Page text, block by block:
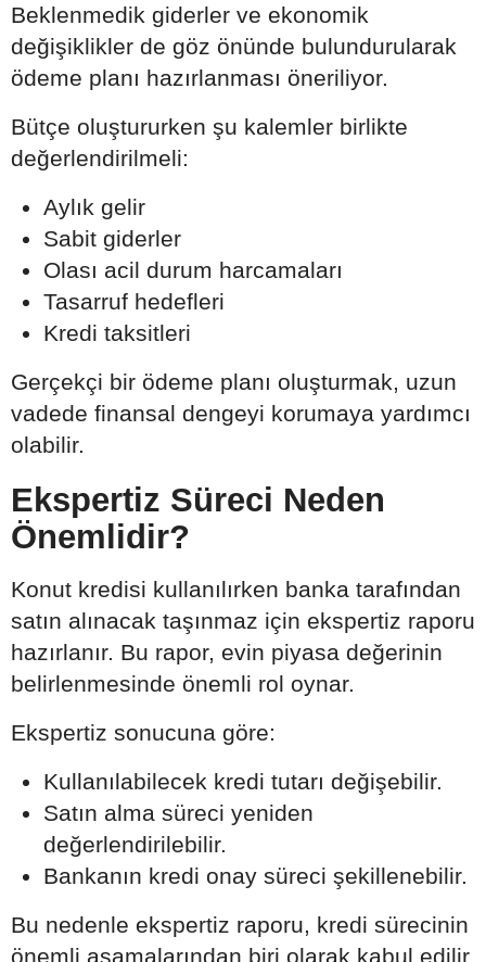
Beklenmedik giderler ve ekonomik
değişiklikler de göz önünde bulundurularak
ödeme planı hazırlanması öneriliyor.
Bütçe oluştururken şu kalemler birlikte
değerlendirilmeli:
Aylık gelir
Sabit giderler
Olası acil durum harcamaları
Tasarruf hedefleri
Kredi taksitleri
Gerçekçi bir ödeme planı oluşturmak, uzun
vadede finansal dengeyi korumaya yardımcı
olabilir.
Ekspertiz Süreci Neden
Önemlidir?
Konut kredisi kullanılırken banka tarafından
satın alınacak taşınmaz için ekspertiz raporu
hazırlanır. Bu rapor, evin piyasa değerinin
belirlenmesinde önemli rol oynar.
Ekspertiz sonucuna göre:
Kullanılabilecek kredi tutarı değişebilir.
Satın alma süreci yeniden
değerlendirilebilir.
Bankanın kredi onay süreci şekillenebilir.
Bu nedenle ekspertiz raporu, kredi sürecinin
önemli aşamalarından biri olarak kabul edilir.